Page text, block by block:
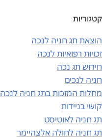
קטגוריות
הוצאת תג חניה לנכה
זכויות רפואיות לנכה
חידוש תג נכה
חניה לנכים
מחלות המזכות בתג חניה לנכה
קושי בניידות
תג חניה לאוטיסט
תג חניה לחולה אלצהיימר